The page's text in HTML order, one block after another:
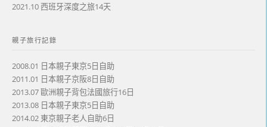
2021.10 西班牙深度之旅14天
親子旅行記錄
2008.01 日本親子東京5日自助
2011.01 日本親子京阪8日自助
2013.07 歐洲親子背包法國旅行16日
2013.08 日本親子東京5日自助
2014.02 東京親子老人自助6日